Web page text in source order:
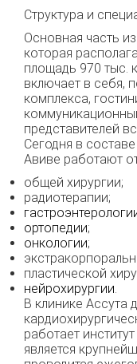
Структура и
Основная часть
которая
площадь 970 тыс.
включает в себя,
комплекса,
представителей
Сегодня в
Авиве работают
общей хирургии;
радиотерапии;
ортопедии;
онкологии;
пластической
нейрохирургии
В клинике Ассута
работает
является